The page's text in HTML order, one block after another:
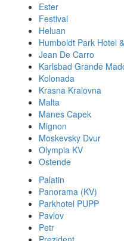
Ester
Festival
Heluan
Humboldt Park Hotel
Jean De Carro
Karlsbad Grande
Kolonada
Krasna Kralovna
Malta
Manes Capek
Mignon
Moskevsky Dvur
Olympia KV
Ostende
Palatin
Panorama (KV)
Parkhotel PUPP
Pavlov
Petr